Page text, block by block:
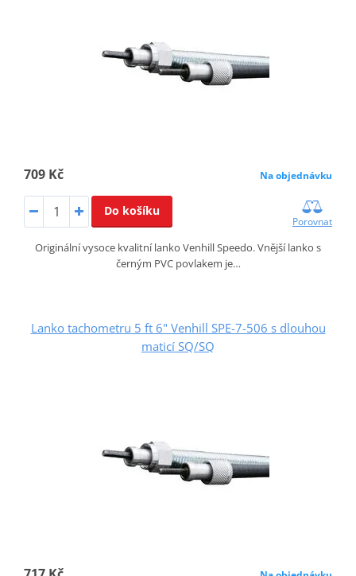
709 Kč Na objednávku
Do košíku
Porovnat
Originální vysoce kvalitní lanko Venhill Speedo. Vnější lanko s
černým PVC povlakem je…
Lanko tachometru 5 ft 6" Venhill SPE-7-506 s dlouhou
maticí SQ/SQ